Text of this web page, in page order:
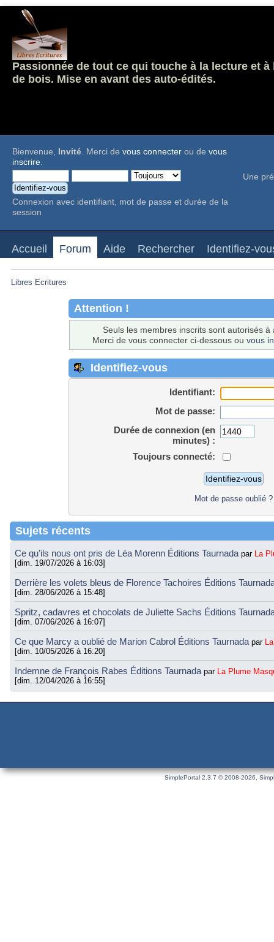
Passionnée de tout ce qui touche à la lecture et
de bois. Mise en avant des auto-édités.
Bienvenue, Invité. Merci de vous connecter ou de vous
inscrire.
Connexion avec identifiant, mot de passe et durée de la
session
Une
Accueil Forum Aide Rechercher Identifiez-
Libres Ecritures
Attention !
Seuls les membres inscrits sont autorisés
Merci de vous connecter ci-dessous ou vous
Identifiez-vous
Identifiant:
Mot de passe:
Durée de connexion (en
minutes) :
Toujours connecté:
Mot de passe oublié ?
Sujets récents
Ce qu’ils nous ont pris de Léa Morenn Éditions Taurnada par La
[dim. 19/07/2026 à 16:03]
Derrière les volets bleus de Florence Tachoires Éditions
[dim. 28/06/2026 à 15:48]
Spritz, cadavres et chocolats de Juliette Sachs Éditions
[dim. 07/06/2026 à 16:07]
Ce que Marcy a oublié de Marion Cabrol Éditions Taurnada par
[dim. 10/05/2026 à 16:20]
Indemne de François Rabes Éditions Taurnada par La Plume
[dim. 12/04/2026 à 16:55]
SimplePortal 2.3.7 © 2008-2026,